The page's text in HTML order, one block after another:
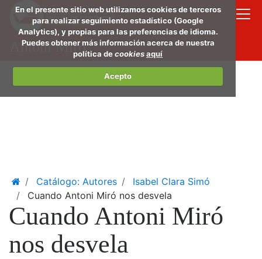
En el presente sitio web utilizamos cookies de terceros
para realizar seguimiento estadístico (Google
Analytics), y propias para las preferencias de idioma.
Puedes obtener más información acerca de nuestra
política decookiesaquí
Acepto
Saltar
al
Antoni Miró
HomeCatálogo: Autores
Isabel Clara Simó
Cuando Antoni Miró nos desvela
Cuando Antoni Miró
nos desvela